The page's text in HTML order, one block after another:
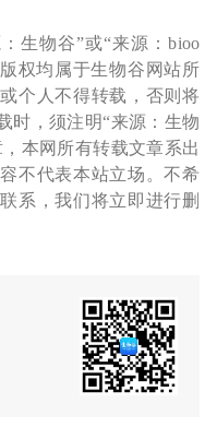
生物谷”或“来源：bioo
权均属于生物谷网站所
个人不得转载，否则将
时，须注明“来源：生物
本网所有转载文章系出
不代表本站立场。不希
系，我们将立即进行删